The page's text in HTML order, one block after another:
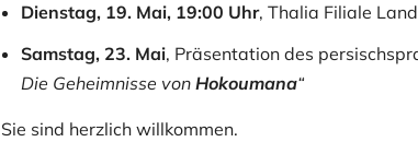
Dienstag, 19. Mai, 19:00 Uhr, Thalia Filiale
Samstag, 23. Mai, Präsentation des
Die Geheimnisse vonHokoumana“
Sie sind herzlich willkommen.